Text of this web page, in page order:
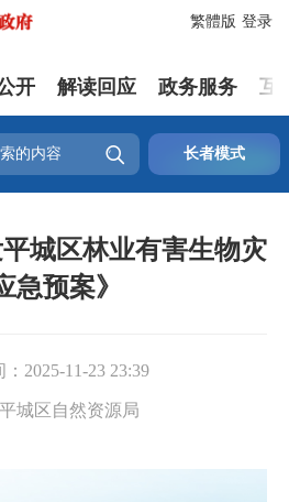
登录
繁體版
开 解读回应 政务服务 互
 长者模式
城区林业有害生物灾
急预案》
2025-11-23 23:39
平城区自然资源局